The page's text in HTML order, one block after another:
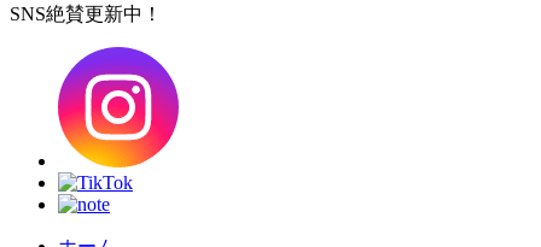
SNS絶賛更新中！